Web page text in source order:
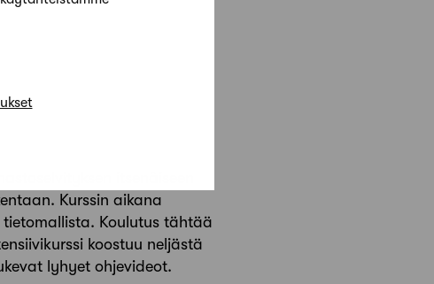
itsenäiseen
Kurssin aikana
Koulutus tähtää
koostuu neljästä
lyhyet ohjevideot.